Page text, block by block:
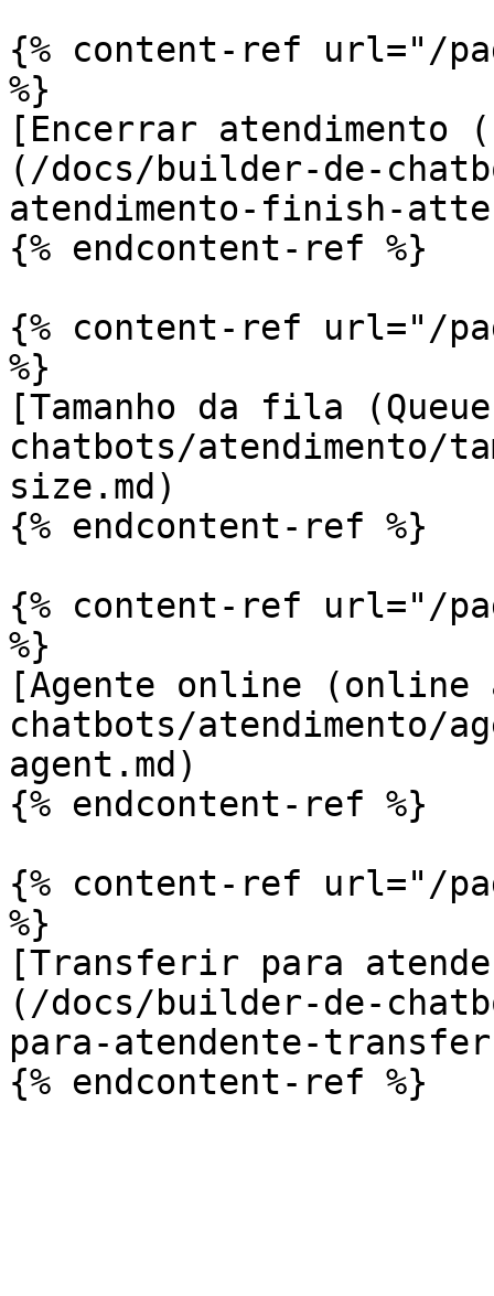
{% content-ref url="/
%}
[Encerrar atendimento
(/docs/builder-de-
atendimento-finish-
{% endcontent-ref %}
{% content-ref url="/
%}
[Tamanho da fila
chatbots/atendimento/
size.md)
{% endcontent-ref %}
{% content-ref url="/
%}
[Agente online
chatbots/atendimento/
agent.md)
{% endcontent-ref %}
{% content-ref url="/
%}
[Transferir para
(/docs/builder-de-
para-atendente-transfer-